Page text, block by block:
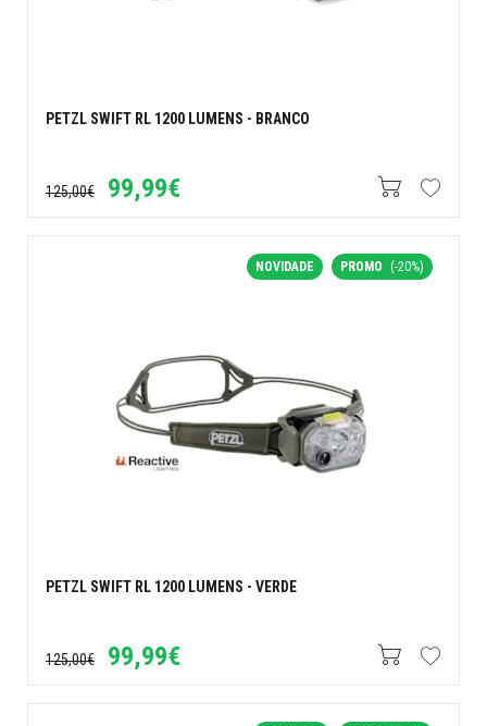
PETZL SWIFT RL 1200 LUMENS - BRANCO
125,00€ 99,99€
NOVIDADE PROMO (-20%)
PETZL SWIFT RL 1200 LUMENS - VERDE
125,00€ 99,99€